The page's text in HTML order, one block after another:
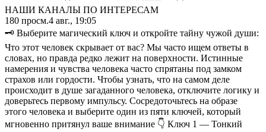
НАШИ КАНАЛЫ ПО ИНТЕРЕСАМ
180 просм.4 авг., 19:05
🗝 Выберите магический ключ и откройте тайну чужой души:
Что этот человек скрывает от вас? Мы часто ищем ответы в
словах, но правда редко лежит на поверхности. Истинные
намерения и чувства человека часто спрятаны под замком
страхов или гордости. Чтобы узнать, что на самом деле
происходит в душе загаданного человека, отключите логику и
доверьтесь первому импульсу. Сосредоточьтесь на образе
этого человека и выберите один из пяти ключей, который
мгновенно притянул ваше внимание 👇 Ключ 1 — Тонкий